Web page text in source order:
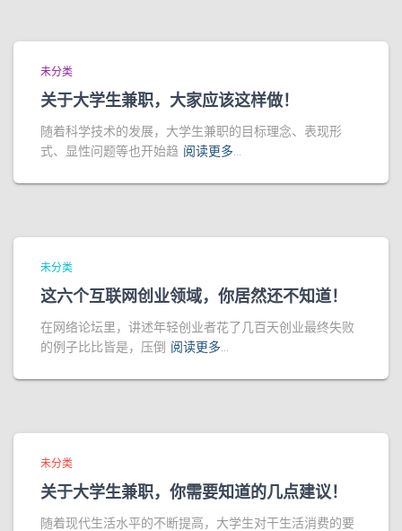
未分类
关于大学生兼职，大家应该这样做！
随着科学技术的发展，大学生兼职的目标理念、表现形
式、显性问题等也开始趋 阅读更多…
未分类
这六个互联网创业领域，你居然还不知道！
在网络论坛里，讲述年轻创业者花了几百天创业最终失败
的例子比比皆是，压倒 阅读更多…
未分类
关于大学生兼职，你需要知道的几点建议！
随着现代生活水平的不断提高，大学生对干生活消费的要